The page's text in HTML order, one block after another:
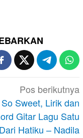
Pos berikutnya
So Sweet, Lirik dan
Gitar Lagu Satu
Dari Hatiku – Nadila